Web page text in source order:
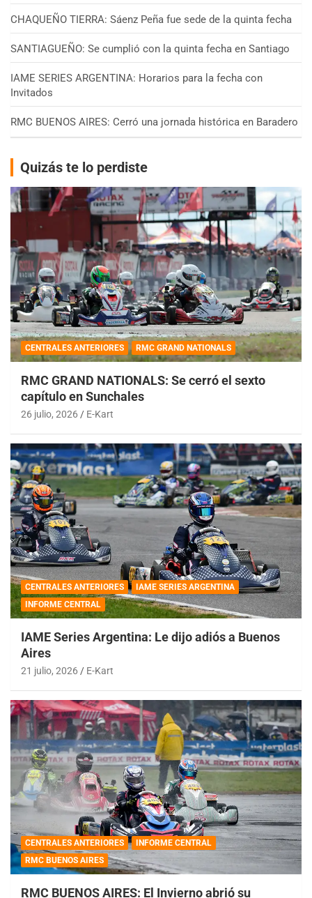
CHAQUEÑO TIERRA: Sáenz Peña fue sede de la quinta fecha
SANTIAGUEÑO: Se cumplió con la quinta fecha en Santiago
IAME SERIES ARGENTINA: Horarios para la fecha con
Invitados
RMC BUENOS AIRES: Cerró una jornada histórica en Baradero
Quizás te lo perdiste
CENTRALES ANTERIORES RMC GRAND NATIONALS
RMC GRAND NATIONALS: Se cerró el sexto
capítulo en Sunchales
26 julio, 2026 E-Kart
CENTRALES ANTERIORES
IAME SERIES ARGENTINA
INFORME CENTRAL
IAME Series Argentina: Le dijo adiós a Buenos
Aires
21 julio, 2026 E-Kart
CENTRALES ANTERIORES
INFORME CENTRAL
RMC BUENOS AIRES
RMC BUENOS AIRES: El Invierno abrió su